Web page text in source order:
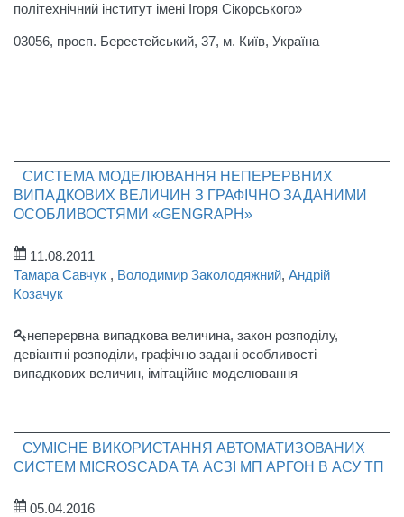
політехнічний інститут імені Ігоря Сікорського»
03056, просп. Берестейський, 37, м. Київ, Україна
СИСТЕМА МОДЕЛЮВАННЯ НЕПЕРЕРВНИХ
ВИПАДКОВИХ ВЕЛИЧИН З ГРАФІЧНО ЗАДАНИМИ
ОСОБЛИВОСТЯМИ «GENGRAPH»
11.08.2011
Тамара Савчук , Володимир Заколодяжний, Андрій
Козачук
неперервна випадкова величина, закон розподілу,
девіантні розподіли, графічно задані особливості
випадкових величин, імітаційне моделювання
СУМІСНЕ ВИКОРИСТАННЯ АВТОМАТИЗОВАНИХ
СИСТЕМ MICROSCADA ТА АСЗІ МП АРГОН В АСУ ТП
05.04.2016